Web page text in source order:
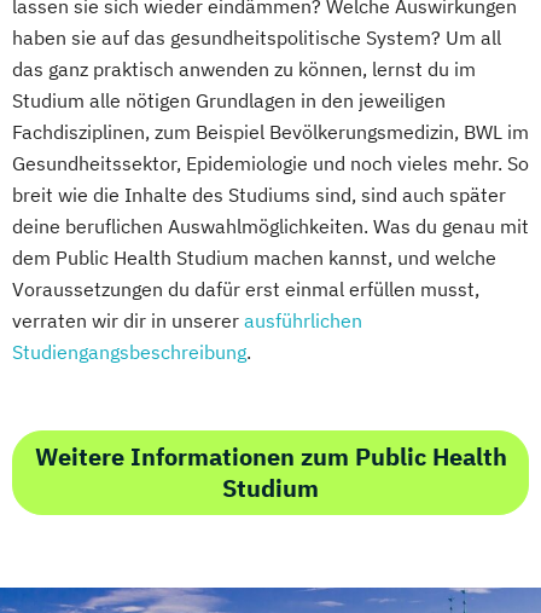
lassen sie sich wieder eindämmen? Welche Auswirkungen
haben sie auf das gesundheitspolitische System? Um all
das ganz praktisch anwenden zu können, lernst du im
Studium alle nötigen Grundlagen in den jeweiligen
Fachdisziplinen, zum Beispiel Bevölkerungsmedizin, BWL im
Gesundheitssektor, Epidemiologie und noch vieles mehr. So
breit wie die Inhalte des Studiums sind, sind auch später
deine beruflichen Auswahlmöglichkeiten. Was du genau mit
dem Public Health Studium machen kannst, und welche
Voraussetzungen du dafür erst einmal erfüllen musst,
verraten wir dir in unserer ausführlichen
Studiengangsbeschreibung.
Weitere Informationen zum Public Health
Studium